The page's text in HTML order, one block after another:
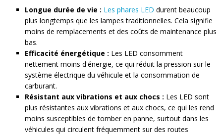
Longue durée de vie : Les phares LED durent beaucoup
plus longtemps que les lampes traditionnelles. Cela signifie
moins de remplacements et des coûts de maintenance plus
bas.
Efficacité énergétique : Les LED consomment
nettement moins d'énergie, ce qui réduit la pression sur le
système électrique du véhicule et la consommation de
carburant.
Résistant aux vibrations et aux chocs : Les LED sont
plus résistantes aux vibrations et aux chocs, ce qui les rend
moins susceptibles de tomber en panne, surtout dans les
véhicules qui circulent fréquemment sur des routes